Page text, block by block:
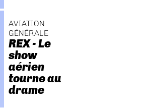
AVIATION
GÉNÉRALE
REX - Le
show
aérien
tourne au
drame